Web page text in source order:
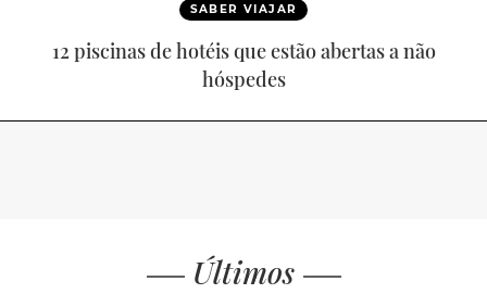
SABER VIAJAR
12 piscinas de hotéis que estão abertas a não
hóspedes
Últimos